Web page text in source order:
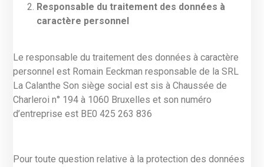
Responsable du traitement des données à
caractère personnel
Le responsable du traitement des données à caractère
personnel est Romain Eeckman responsable de la SRL
La Calanthe Son siège social est sis à Chaussée de
Charleroi n° 194 à 1060 Bruxelles et son numéro
d’entreprise est BE0 425 263 836
Pour toute question relative à la protection des données